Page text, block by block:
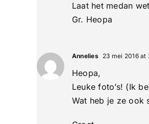
Laat het medan
Gr. Heopa
Annelies 23 mei 2016 at
Heopa,
Leuke foto’s! (Ik
Wat heb je ze ook